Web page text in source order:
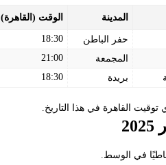
المدينة الوقت (القاهرة)
حفر الباطن 18:30
المجمعة 21:00
بريدة 18:30
القاهرة في هذا التاريخ.
في الوسط.